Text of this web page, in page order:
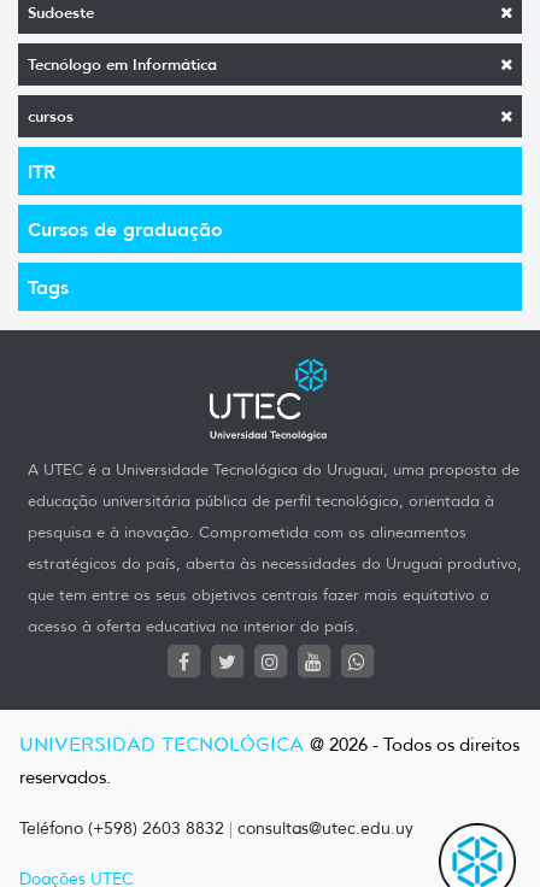
Sudoeste
Tecnólogo em Informática
cursos
ITR
Cursos de graduação
Tags
A UTEC é a Universidade Tecnológica do Uruguai, uma proposta de
educação universitária pública de perfil tecnológico, orientada à
pesquisa e à inovação. Comprometida com os alineamentos
estratégicos do país, aberta às necessidades do Uruguai produtivo,
que tem entre os seus objetivos centrais fazer mais equitativo o
acesso à oferta educativa no interior do país.
UNIVERSIDAD TECNOLÓGICA @ 2026 - Todos os direitos
reservados.
Teléfono (+598) 2603 8832 | consultas@utec.edu.uy
Doações UTEC